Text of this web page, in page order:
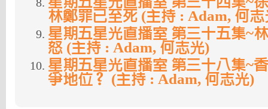
林鄭罪已至死 (主持 : Adam, 何志
星期五星光直播室 第三十五集~
怒 (主持 : Adam, 何志光)
星期五星光直播室 第三十八集~
爭地位？ (主持 : Adam, 何志光)